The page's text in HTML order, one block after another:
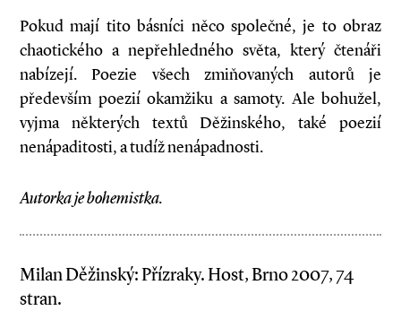
Pokud mají tito básníci něco společné, je to obraz
chaotického a nepřehledného světa, který čtenáři
nabízejí. Poezie všech zmiňovaných autorů je
především poezií okamžiku a samoty. Ale bohužel,
vyjma některých textů Děžinského, také poezií
nenápaditosti, a tudíž nenápadnosti.
Autorka je bohemistka.
Milan Děžinský: Přízraky. Host, Brno 2007, 74
stran.